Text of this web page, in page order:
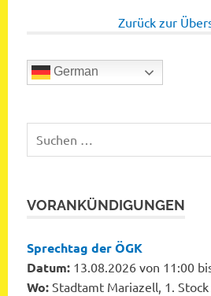
Zurück zur
German
nach:
VORANKÜNDIGUNGEN
Sprechtag der ÖGK
Datum: 13.08.2026 von 11:00
Wo: Stadtamt Mariazell, 1. Stock